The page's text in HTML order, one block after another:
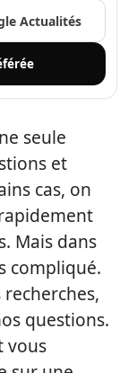
Actualités
seule
et
cas, on
Mais dans
compliqué.
questions.
vous